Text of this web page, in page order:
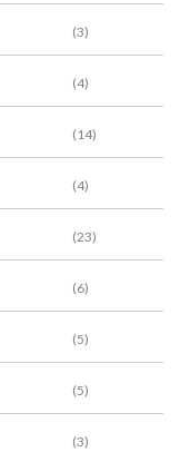
(3)
(4)
(14)
(4)
(23)
(6)
(5)
(5)
(3)